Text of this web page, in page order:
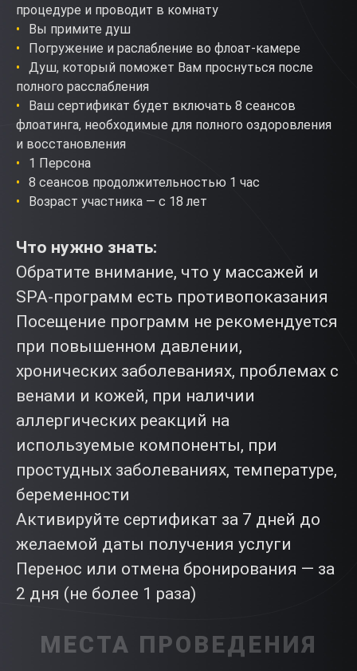
процедуре и проводит в комнату
Вы примите душ
Погружение и раслабление во флоат-камере
Душ, который поможет Вам проснуться после
полного расслабления
Ваш сертификат будет включать 8 сеансов
флоатинга, необходимые для полного оздоровления
и восстановления
1 Персона
8 сеансов продолжительностью 1 час
Возраст участника — с 18 лет
Что нужно знать:
Обратите внимание, что у массажей и
SPA-программ есть противопоказания
Посещение программ не рекомендуется
при повышенном давлении,
хронических заболеваниях, проблемах с
венами и кожей, при наличии
аллергических реакций на
используемые компоненты, при
простудных заболеваниях, температуре,
беременности
Активируйте сертификат за 7 дней до
желаемой даты получения услуги
Перенос или отмена бронирования — за
2 дня (не более 1 раза)
МЕСТА ПРОВЕДЕНИЯ